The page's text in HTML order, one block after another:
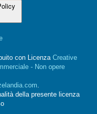
con Licenza Creative
- Non opere
.
della presente licenza